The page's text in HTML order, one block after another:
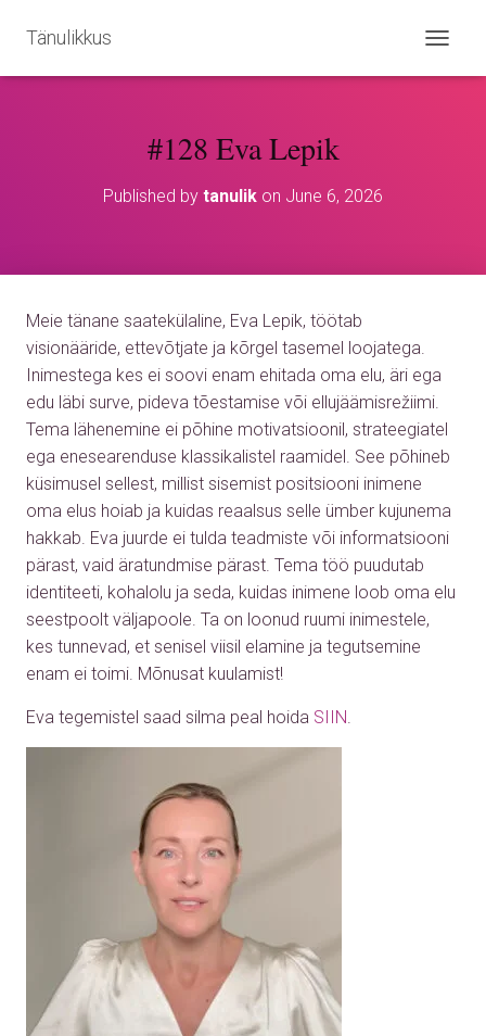
Tänulikkus
O
#128 Eva Lepik
Published by tanulik on June 6, 2026
Meie tänane saatekülaline, Eva Lepik, töötab
visionääride, ettevõtjate ja kõrgel tasemel loojatega.
Inimestega kes ei soovi enam ehitada oma elu, äri ega
edu läbi surve, pideva tõestamise või ellujäämisrežiimi.
Tema lähenemine ei põhine motivatsioonil, strateegiatel
ega enesearenduse klassikalistel raamidel. See põhineb
küsimusel sellest, millist sisemist positsiooni inimene
oma elus hoiab ja kuidas reaalsus selle ümber kujunema
hakkab. Eva juurde ei tulda teadmiste või informatsiooni
pärast, vaid äratundmise pärast. Tema töö puudutab
identiteeti, kohalolu ja seda, kuidas inimene loob oma elu
seestpoolt väljapoole. Ta on loonud ruumi inimestele,
kes tunnevad, et senisel viisil elamine ja tegutsemine
enam ei toimi. Mõnusat kuulamist!
Eva tegemistel saad silma peal hoida SIIN.